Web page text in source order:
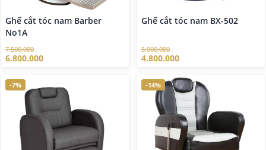
Ghế cắt tóc nam Barber
No1A
7.500.000
6.800.000
Ghế cắt tóc nam BX-502
5.000.000
4.800.000
-7% -14%